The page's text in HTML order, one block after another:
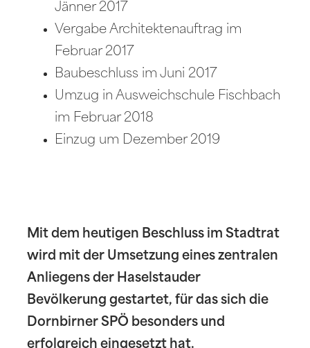
Jänner 2017
Vergabe Architektenauftrag im
Februar 2017
Baubeschluss im Juni 2017
Umzug in Ausweichschule Fischbach
im Februar 2018
Einzug um Dezember 2019
Mit dem heutigen Beschluss im Stadtrat
wird mit der Umsetzung eines zentralen
Anliegens der Haselstauder
Bevölkerung gestartet, für das sich die
Dornbirner SPÖ besonders und
erfolgreich eingesetzt hat.